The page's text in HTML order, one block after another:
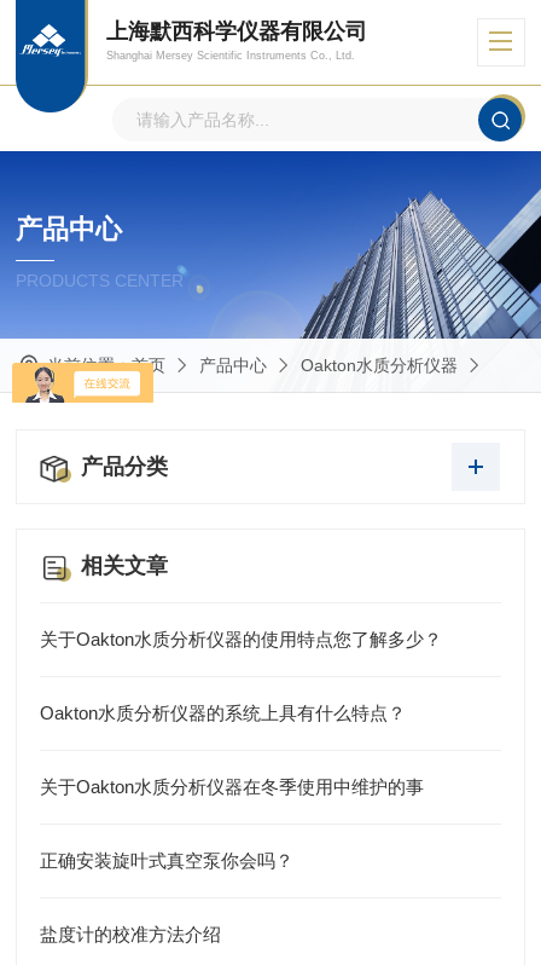
上海默西科学仪器有限公司
Shanghai Mersey Scientific Instruments Co., Ltd.
产品中心
PRODUCTS CENTER
当前位置：首页 产品中心 Oakton水质分析仪器
产品分类
相关文章
关于Oakton水质分析仪器的使用特点您了解多少？
Oakton水质分析仪器的系统上具有什么特点？
关于Oakton水质分析仪器在冬季使用中维护的事
正确安装旋叶式真空泵你会吗？
盐度计的校准方法介绍